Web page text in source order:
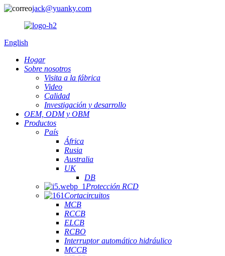
jack@yuanky.com
English
Hogar
Sobre nosotros
Visita a la fábrica
Video
Calidad
Investigación y desarrollo
OEM, ODM y OBM
Productos
País
África
Rusia
Australia
UK
DB
Protección RCD
Cortacircuitos
MCB
RCCB
ELCB
RCBO
Interruptor automático hidráulico
MCCB